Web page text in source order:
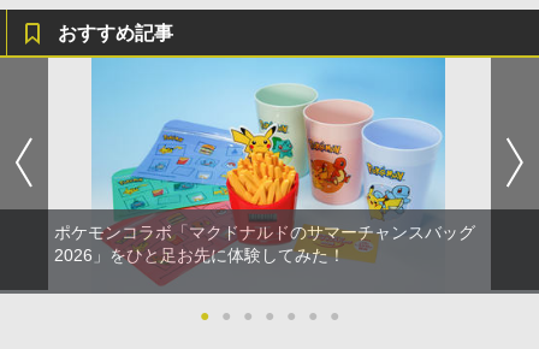
5
TAITO TAS-L-001 アーケードメモリー
ズVOL.1 Lite [イーグレットツー ミニ用
￥6,580
ュタインズゲート blu-ray Steins ; Gate
全話 廉価版 日本語 英語 正規品 シュタイ
ンズ ゲート ブルーレイ コンプリート シ
リーズ リージョン B
￥5,500
5
￥10,737
￥14,141
￥8,698
【Amazon.co.jp限定】劇場版モノノ怪
第三章 蛇神 (オリジナル特典:オリジナル
巾着＋メーカー特典:【坤と離】二振りの
剣、十翼より来たる！スタジオ描き下ろ
しイラストボード付) [DVD]
￥8,800
おすすめ記事
ポケモンコラボ「マクドナルドのサマーチャンスバッグ
2026」をひと足お先に体験してみた！
● ● ● ● ● ● ●